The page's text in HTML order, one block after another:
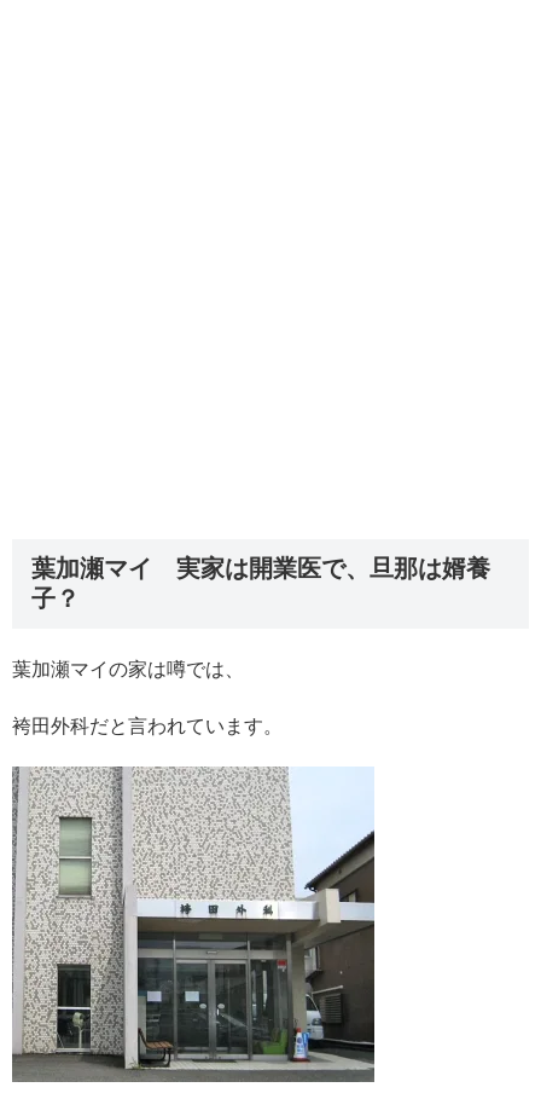
葉加瀬マイ 実家は開業医で、旦那は婿養
子？
葉加瀬マイの家は噂では、
袴田外科だと言われています。